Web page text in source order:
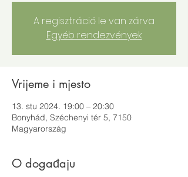
A regisztráció le van zárva
Egyéb rendezvények
Vrijeme i mjesto
13. stu 2024. 19:00 – 20:30
Bonyhád, Széchenyi tér 5, 7150
Magyarország
O događaju